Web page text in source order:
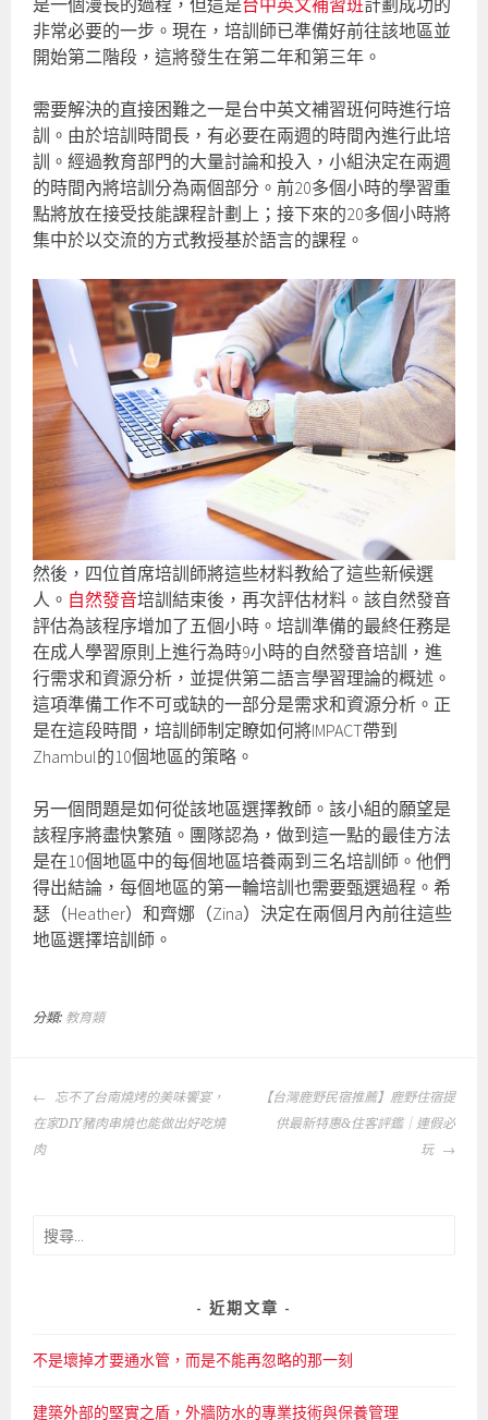
是一個漫長的過程，但這是台中英文補習班計劃成功的
非常必要的一步。現在，培訓師已準備好前往該地區並
開始第二階段，這將發生在第二年和第三年。
需要解決的直接困難之一是台中英文補習班何時進行培
訓。由於培訓時間長，有必要在兩週的時間內進行此培
訓。經過教育部門的大量討論和投入，小組決定在兩週
的時間內將培訓分為兩個部分。前20多個小時的學習重
點將放在接受技能課程計劃上；接下來的20多個小時將
集中於以交流的方式教授基於語言的課程。
然後，四位首席培訓師將這些材料教給了這些新候選
人。 自然發音培訓結束後，再次評估材料。該自然發音
評估為該程序增加了五個小時。培訓準備的最終任務是
在成人學習原則上進行為時9小時的自然發音培訓，進
行需求和資源分析，並提供第二語言學習理論的概述。
這項準備工作不可或缺的一部分是需求和資源分析。正
是在這段時間，培訓師制定瞭如何將IMPACT帶到
Zhambul的10個地區的策略。
另一個問題是如何從該地區選擇教師。該小組的願望是
該程序將盡快繁殖。團隊認為，做到這一點的最佳方法
是在10個地區中的每個地區培養兩到三名培訓師。他們
得出結論，每個地區的第一輪培訓也需要甄選過程。希
瑟（Heather）和齊娜（Zina）決定在兩個月內前往這些
地區選擇培訓師。
分類: 教育類
文
章
導
忘不了台南燒烤的美味饗宴，
在家DIY豬肉串燒也能做出好吃燒
肉
【台灣鹿野民宿推薦】鹿野住宿提
供最新特惠&住客評鑑｜連假必
玩
搜
近期文章
不是壞掉才要通水管，而是不能再忽略的那一刻
建築外部的堅實之盾，外牆防水的專業技術與保養管理